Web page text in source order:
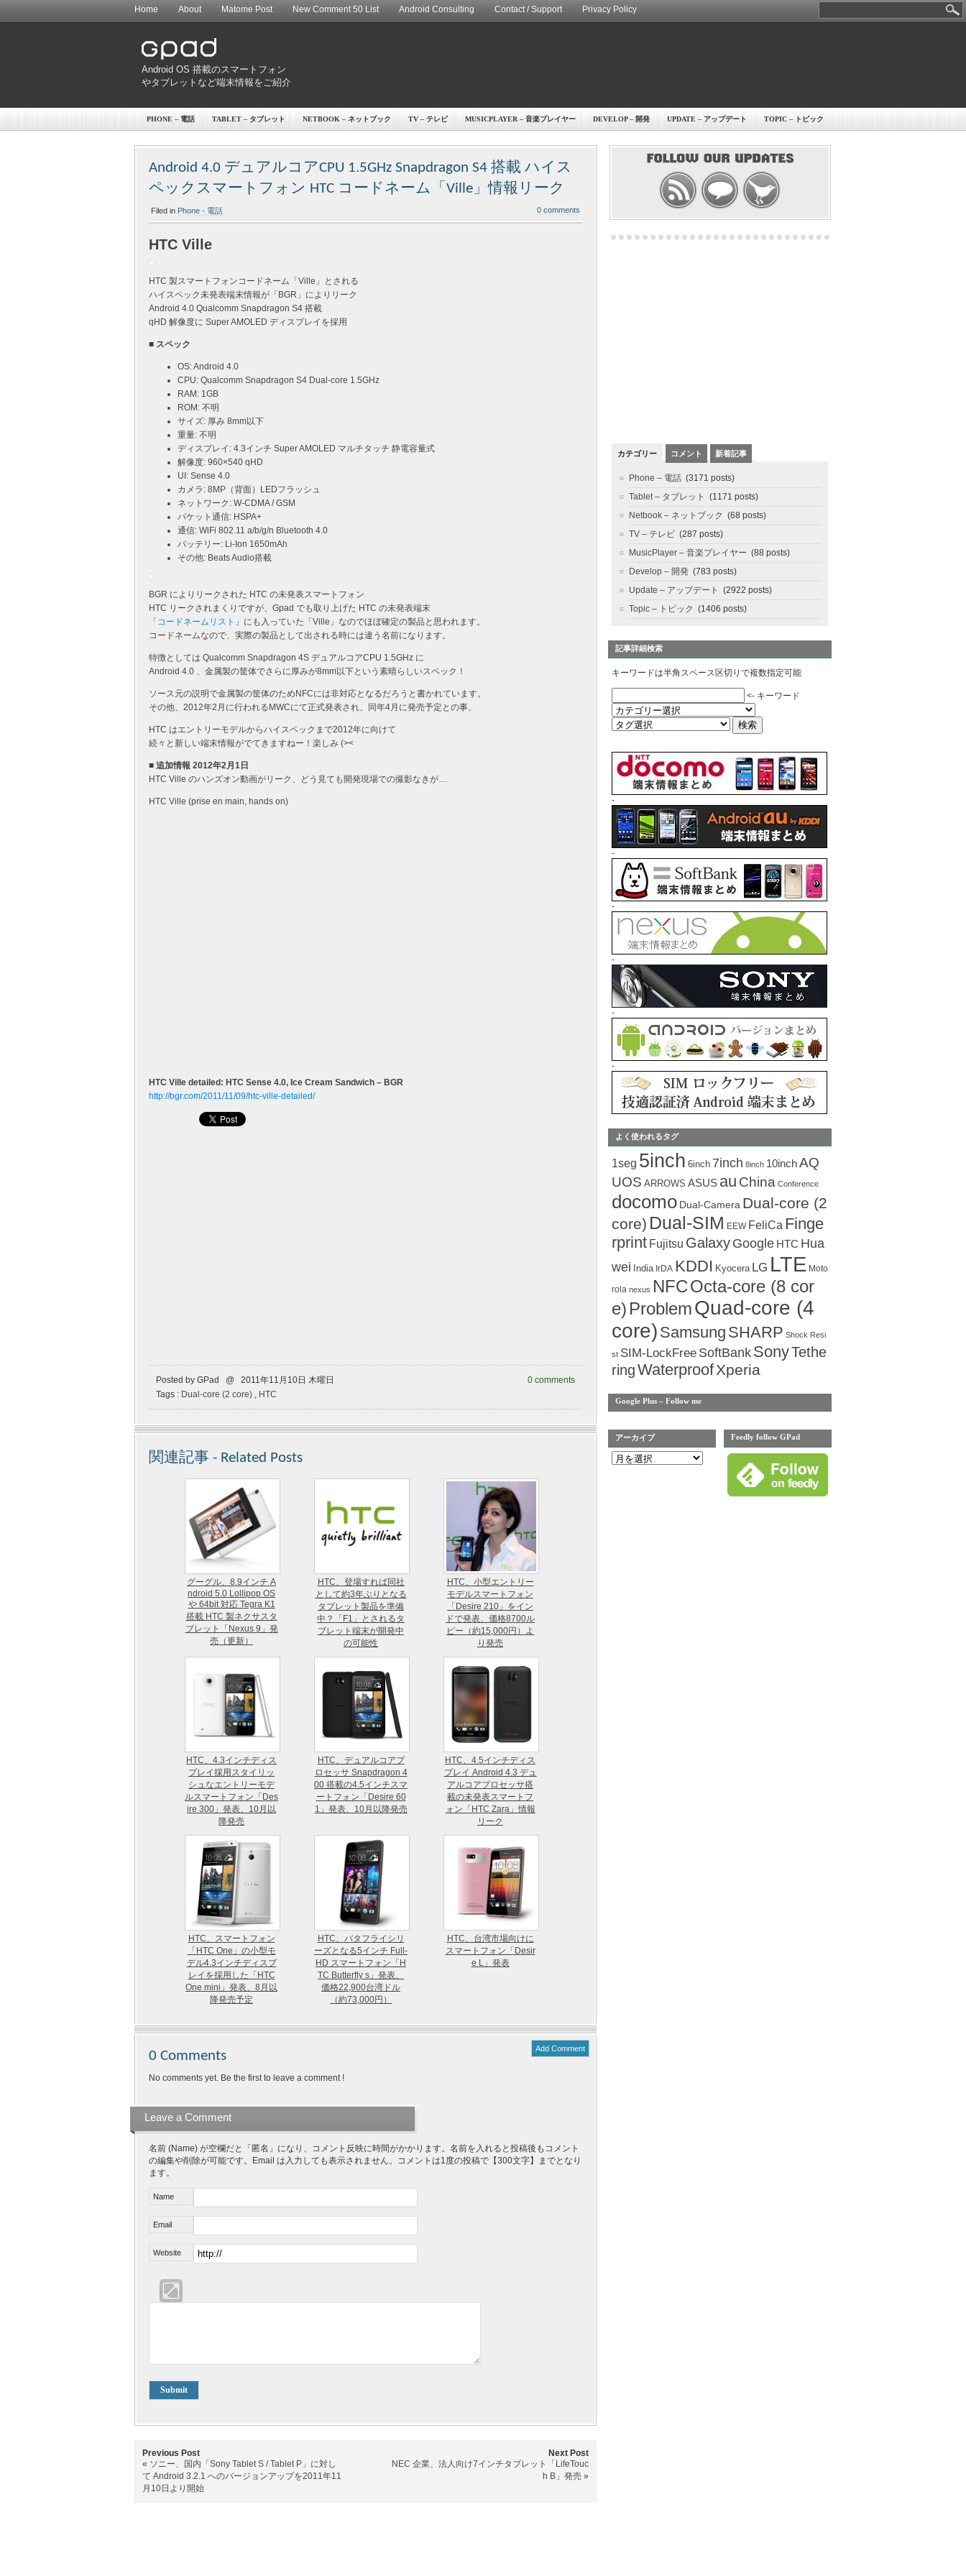
Home About Matome Post New Comment 50 List Android Consulting Contact / Support Privacy Policy
Android OS 搭載のスマートフォン
やタブレットなど端末情報をご紹介
PHONE – 電話 TABLET – タブレット NETBOOK – ネットブック TV – テレビ MUSICPLAYER – 音楽プレイヤー DEVELOP – 開発 UPDATE – アップデート TOPIC – トピック
Android 4.0 デュアルコアCPU 1.5GHz Snapdragon S4 搭載 ハイス
ペックスマートフォン HTC コードネーム「Ville」情報リーク
Filed in Phone - 電話 0 comments
HTC Ville
HTC 製スマートフォンコードネーム「Ville」とされる
ハイスペック未発表端末情報が「BGR」によりリーク
Android 4.0 Qualcomm Snapdragon S4 搭載
qHD 解像度に Super AMOLED ディスプレイを採用
■ スペック
OS: Android 4.0
CPU: Qualcomm Snapdragon S4 Dual-core 1.5GHz
RAM: 1GB
ROM: 不明
サイズ: 厚み 8mm以下
重量: 不明
ディスプレイ: 4.3インチ Super AMOLED マルチタッチ 静電容量式
解像度: 960×540 qHD
UI: Sense 4.0
カメラ: 8MP（背面）LEDフラッシュ
ネットワーク: W-CDMA / GSM
パケット通信: HSPA+
通信: WiFi 802.11 a/b/g/n Bluetooth 4.0
バッテリー: Li-Ion 1650mAh
その他: Beats Audio搭載
BGR によりリークされた HTC の未発表スマートフォン
HTC リークされまくりですが、Gpad でも取り上げた HTC の未発表端末
「 コードネームリスト 」にも入っていた「Ville」なのでほぼ確定の製品と思われます。
コードネームなので、実際の製品として出される時には違う名前になります。
特徴としては Qualcomm Snapdragon 4S デュアルコアCPU 1.5GHz に
Android 4.0 、金属製の筐体でさらに厚みが8mm以下という素晴らしいスペック！
ソース元の説明で金属製の筐体のためNFCには非対応となるだろうと書かれています。
その他、2012年2月に行われるMWCにて正式発表され、同年4月に発売予定との事。
HTC はエントリーモデルからハイスペックまで2012年に向けて
続々と新しい端末情報がでてきますねー！楽しみ (><
■ 追加情報 2012年2月1日
HTC Ville のハンズオン動画がリーク、どう見ても開発現場での撮影なきが…
HTC Ville (prise en main, hands on)
HTC Ville detailed: HTC Sense 4.0, Ice Cream Sandwich – BGR
http://bgr.com/2011/11/09/htc-ville-detailed/
Posted by GPad @ 2011年11月10日 木曜日
0 comments
Tags : Dual-core (2 core) , HTC
関連記事 - Related Posts
グーグル、8.9インチ A
ndroid 5.0 Lollipop OS
や 64bit 対応 Tegra K1
搭載 HTC 製ネクサスタ
ブレット「Nexus 9」発
売（更新）
HTC、登場すれば同社
として約3年ぶりとなる
タブレット製品を準備
中？「F1」とされるタ
ブレット端末が開発中
の可能性
HTC、小型エントリー
モデルスマートフォン
「Desire 210」をイン
ドで発表、価格8700ル
ピー（約15,000円）よ
り発売
HTC、4.3インチディス
プレイ採用スタイリッ
シュなエントリーモデ
ルスマートフォン「Des
ire 300」発表、10月以
降発売
HTC、デュアルコアプ
ロセッサ Snapdragon 4
00 搭載の4.5インチスマ
ートフォン「Desire 60
1」発表、10月以降発売
HTC、4.5インチディス
プレイ Android 4.3 デュ
アルコアプロセッサ搭
載の未発表スマートフ
ォン「HTC Zara」情報
リーク
HTC、スマートフォン
「HTC One」の小型モ
デル4.3インチディスプ
レイを採用した「HTC
One mini」発表、8月以
降発売予定
HTC、バタフライシリ
ーズとなる5インチ Full-
HD スマートフォン「H
TC Butterfly s」発表、
価格22,900台湾ドル
（約73,000円）
HTC、台湾市場向けに
スマートフォン「Desir
e L」発表
0 Comments Add Comment
No comments yet. Be the first to leave a comment !
Leave a Comment
名前 (Name) が空欄だと「匿名」になり、コメント反映に時間がかかります。名前を入れると投稿後もコメント
の編集や削除が可能です。Email は入力しても表示されません。コメントは1度の投稿で【300文字】までとなり
ます。
Name
Email
Website
Previous Post
« ソニー、国内「Sony Tablet S / Tablet P」に対し
て Android 3.2.1 へのバージョンアップを2011年11
月10日より開始
Next Post
NEC 企業、法人向け7インチタブレット「LifeTouc
h B」発売 »
カテゴリー コメント 新着記事
Phone – 電話 (3171 posts)
Tablet – タブレット
(1171 posts)
Netbook – ネットブック (68 posts)
TV – テレビ (287 posts)
MusicPlayer – 音楽プレイヤー (88 posts)
Develop – 開発 (783 posts)
Update – アップデート
(2922 posts)
Topic – トピック (1406 posts)
記事詳細検索
キーワードは半角スペース区切りで複数指定可能
<- キーワード
-
-
-
-
-
-
よく使われるタグ
1seg 5inch 6inch 7inch 8inch 10inchAQ
UOS ARROWS ASUS au China Conference
docomo Dual-Camera Dual-core (2
core) Dual-SIM EEW FeliCa Finge
rprint Fujitsu Galaxy Google HTC Hua
wei India IrDA KDDI Kyocera LG LTE Moto
rola nexus NFCOcta-core (8 cor
e) ProblemQuad-core (4
core) Samsung SHARP Shock Resi
st SIM-LockFree SoftBank SonyTethe
ringWaterproofXperia
Google Plus – Follow me
アーカイブ Feedly follow GPad